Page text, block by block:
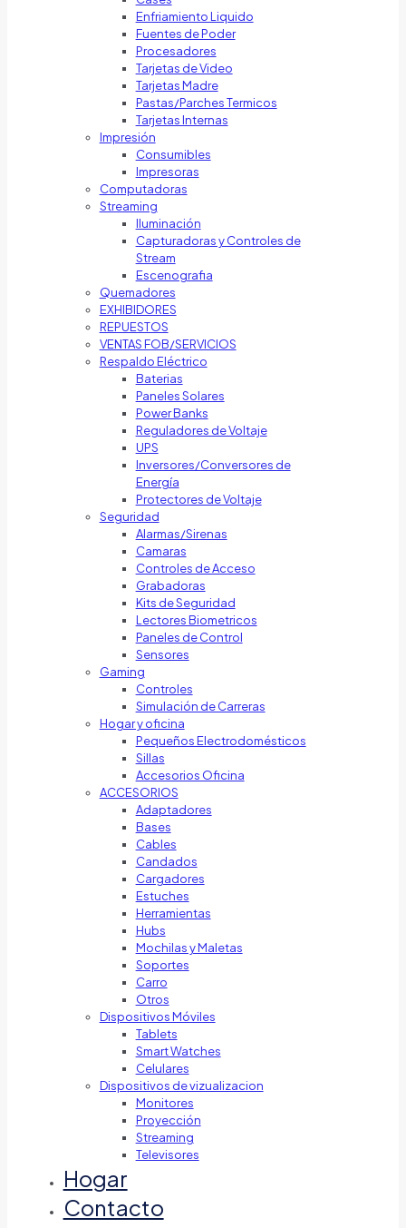
Enfriamiento Liquido
Fuentes de Poder
Procesadores
Tarjetas de Video
Tarjetas Madre
Pastas/Parches Termicos
Tarjetas Internas
Impresión
Consumibles
Impresoras
Computadoras
Streaming
Iluminación
Capturadoras y Controles de
Stream
Escenografia
Quemadores
EXHIBIDORES
REPUESTOS
VENTAS FOB/SERVICIOS
Respaldo Eléctrico
Baterias
Paneles Solares
Power Banks
Reguladores de Voltaje
UPS
Inversores/Conversores de
Energía
Protectores de Voltaje
Seguridad
Alarmas/Sirenas
Camaras
Controles de Acceso
Grabadoras
Kits de Seguridad
Lectores Biometricos
Paneles de Control
Sensores
Gaming
Controles
Simulación de Carreras
Hogar y oficina
Pequeños Electrodomésticos
Sillas
Accesorios Oficina
ACCESORIOS
Adaptadores
Bases
Cables
Candados
Cargadores
Estuches
Herramientas
Hubs
Mochilas y Maletas
Soportes
Carro
Otros
Dispositivos Móviles
Tablets
Smart Watches
Celulares
Dispositivos de vizualizacion
Monitores
Proyección
Streaming
Televisores
Hogar
Contacto